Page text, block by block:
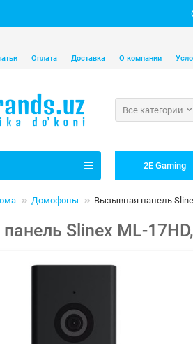
Оплата Доставка О компании
Все категории
2E Gaming
Домофоны Вызывная панель
Slinex ML-